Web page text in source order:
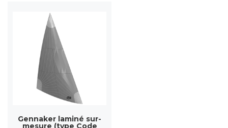
Gennaker laminé sur-
mesure (type Code